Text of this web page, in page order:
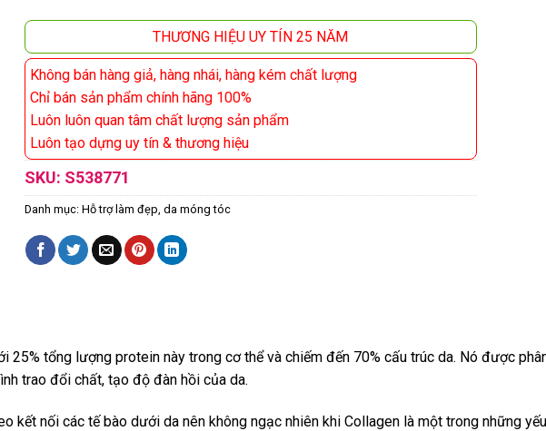
THƯƠNG HIỆU UY TÍN 25 NĂM
Không bán hàng giả, hàng nhái, hàng kém chất lượng
Chỉ bán sản phẩm chính hãng 100%
Luôn luôn quan tâm chất lượng sản phẩm
Luôn tạo dựng uy tín & thương hiệu
SKU: S538771
Danh mục: Hỗ trợ làm đẹp, da móng tóc
tổng lượng protein này trong cơ thể và chiếm đến 70% cấu trúc da. Nó được
trao đổi chất, tạo độ đàn hồi của da.
kết nối các tế bào dưới da nên không ngạc nhiên khi Collagen là một trong những